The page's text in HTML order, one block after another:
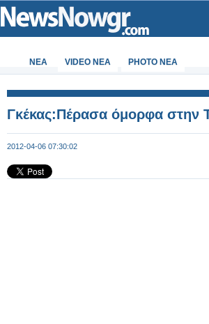
ΝΕΑ VIDEO NEA PHOTO NEA
Γκέκας:Πέρασα όμορφα στην
2012-04-06 07:30:02